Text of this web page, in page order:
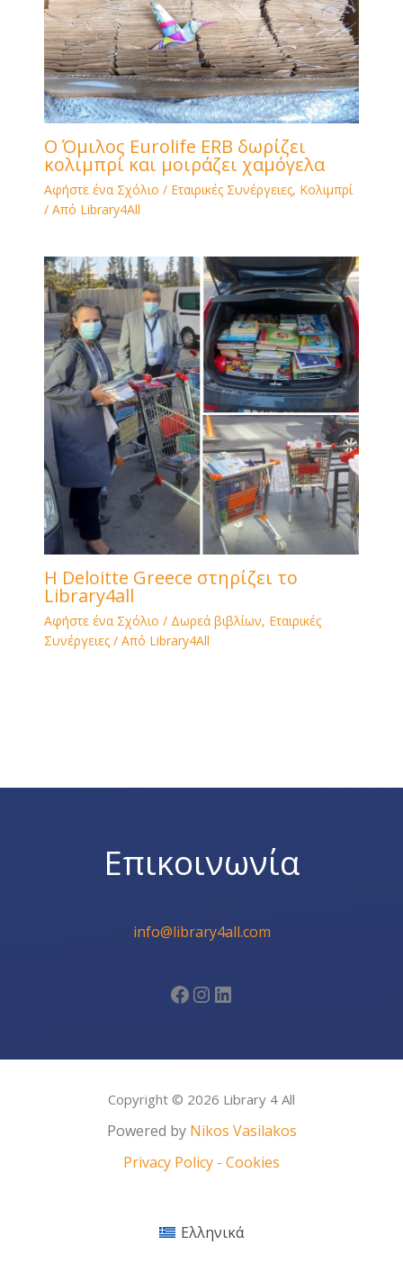
Ο Όμιλος Eurolife ERB δωρίζει
κολιμπρί και μοιράζει χαμόγελα
Αφήστε ένα Σχόλιο / Εταιρικές Συνέργειες, Κολιμπρί
/ Από Library4All
H Deloitte Greece στηρίζει το
Library4all
Αφήστε ένα Σχόλιο / Δωρεά βιβλίων, Εταιρικές
Συνέργειες/ Από Library4All
Επικοινωνία
info@library4all.com
Facebook
Instagram
Linkedin
Copyright © 2026 Library 4 All
Powered by Nikos Vasilakos
Privacy Policy - Cookies
Ελληνικά